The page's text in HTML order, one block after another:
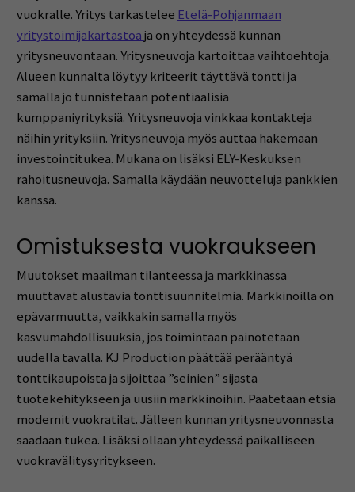
vuokralle. Yritys tarkastelee Etelä-Pohjanmaan
yritystoimijakartastoaja on yhteydessä kunnan
yritysneuvontaan. Yritysneuvoja kartoittaa vaihtoehtoja.
Alueen kunnalta löytyy kriteerit täyttävä tontti ja
samalla jo tunnistetaan potentiaalisia
kumppaniyrityksiä. Yritysneuvoja vinkkaa kontakteja
näihin yrityksiin. Yritysneuvoja myös auttaa hakemaan
investointitukea. Mukana on lisäksi ELY-Keskuksen
rahoitusneuvoja. Samalla käydään neuvotteluja pankkien
kanssa.
Omistuksesta vuokraukseen
Muutokset maailman tilanteessa ja markkinassa
muuttavat alustavia tonttisuunnitelmia. Markkinoilla on
epävarmuutta, vaikkakin samalla myös
kasvumahdollisuuksia, jos toimintaan painotetaan
uudella tavalla. KJ Production päättää perääntyä
tonttikaupoista ja sijoittaa ”seinien” sijasta
tuotekehitykseen ja uusiin markkinoihin. Päätetään etsiä
modernit vuokratilat. Jälleen kunnan yritysneuvonnasta
saadaan tukea. Lisäksi ollaan yhteydessä paikalliseen
vuokravälitysyritykseen.